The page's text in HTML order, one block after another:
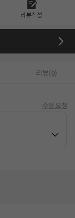
리뷰작성
리뷰(0)
수정 요청